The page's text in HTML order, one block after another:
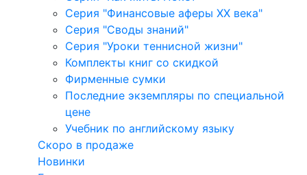
Серия "Финансовые аферы XX века"
Серия "Своды знаний"
Серия "Уроки теннисной жизни"
Комплекты книг со скидкой
Фирменные сумки
Последние экземпляры по специальной
цене
Учебник по английскому языку
Скоро в продаже
Новинки